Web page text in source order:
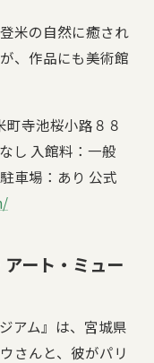
米の自然に癒され
、作品にも美術館
寺池桜小路８８
し 入館料：一般
車場：あり 公式
アート・ミュー
アム』は、宮城県
さんと、彼がパリ